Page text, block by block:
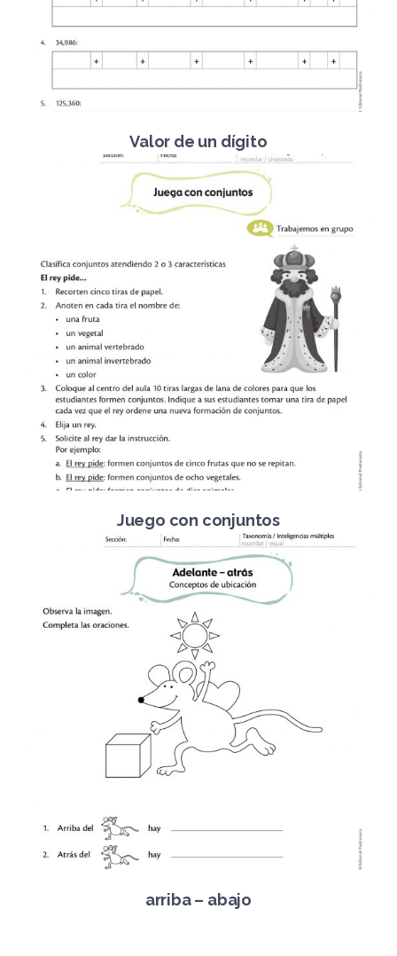
Valor de un dígito
Juego con conjuntos
arriba – abajo